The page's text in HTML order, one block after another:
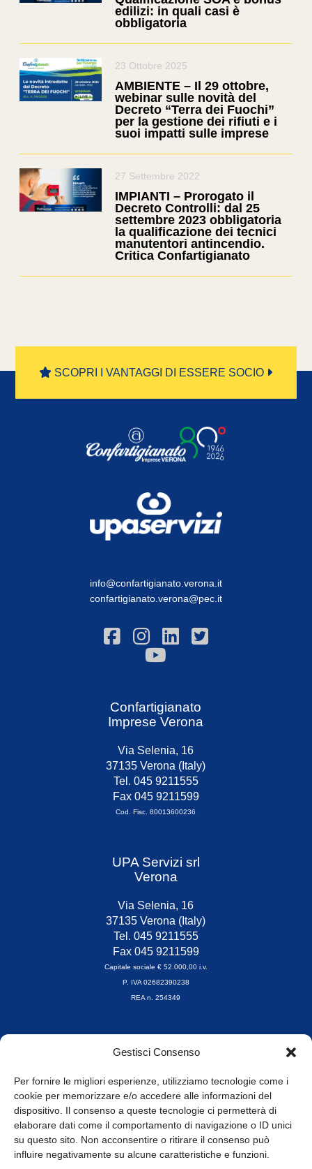
Gestisci Consenso
Per fornire le migliori esperienze, utilizziamo tecnologie come i
cookie per memorizzare e/o accedere alle informazioni del
dispositivo. Il consenso a queste tecnologie ci permetterà di
elaborare dati come il comportamento di navigazione o ID unici
su questo sito. Non acconsentire o ritirare il consenso può
influire negativamente su alcune caratteristiche e funzioni.
edilizi: in quali casi è
obbligatoria
23 Ottobre 2025
AMBIENTE – Il 29 ottobre,
webinar sulle novità del
Decreto “Terra dei Fuochi”
per la gestione dei rifiuti e i
suoi impatti sulle imprese
27 Settembre 2022
IMPIANTI – Prorogato il
Decreto Controlli: dal 25
settembre 2023 obbligatoria
la qualificazione dei tecnici
manutentori antincendio.
Critica Confartigianato
SCOPRI I VANTAGGI DI ESSERE SOCIO
info@confartigianato.verona.it
confartigianato.verona@pec.it
Confartigianato
Imprese Verona
Via Selenia, 16
37135 Verona (Italy)
Tel. 045 9211555
Fax 045 9211599
Cod. Fisc. 80013600236
UPA Servizi srl
Verona
Via Selenia, 16
37135 Verona (Italy)
Tel. 045 9211555
Fax 045 9211599
Capitale sociale € 52.000,00 i.v.
P. IVA 02682390238
REA n. 254349
Orari di apertura
8.30-13.00 / 14.00-17.30
Whistleblowing
© Tutti i diritti riservati